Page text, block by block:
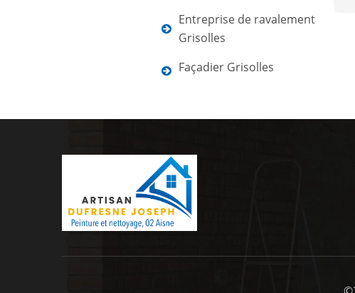
Entreprise de ravalement
Grisolles
Façadier Grisolles